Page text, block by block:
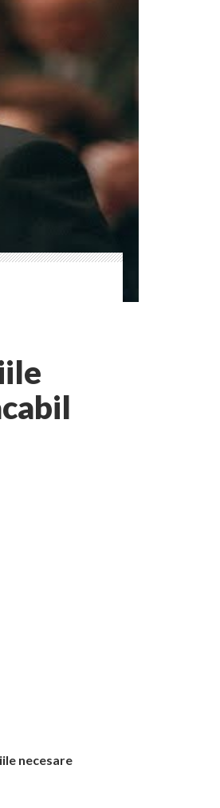
necesare